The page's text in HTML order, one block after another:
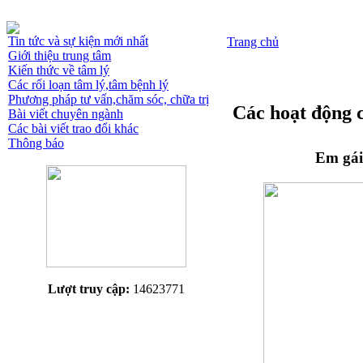
Tin tức và sự kiện mới nhất
Giới thiệu trung tâm
Kiến thức về tâm lý
Các rối loạn tâm lý,tâm bệnh lý
Phương pháp tư vấn,chăm sóc, chữa trị
Bài viết chuyên ngành
Các bài viết trao đổi khác
Thông báo
Lượt truy cập: 14623771
Trang chủ
Các hoạt động
Em